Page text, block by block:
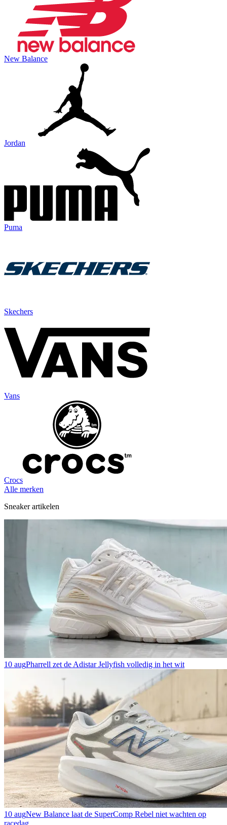
New Balance
Jordan
Puma
Skechers
Vans
Crocs
Alle merken
Sneaker artikelen
10 augPharrell zet de Adistar Jellyfish volledig in het wit
10 augNew Balance laat de SuperComp Rebel niet wachten op
racedag